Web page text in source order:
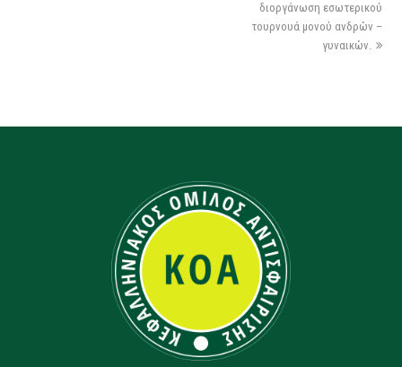
διοργάνωση εσωτερικού
τουρνουά μονού ανδρών –
γυναικών.